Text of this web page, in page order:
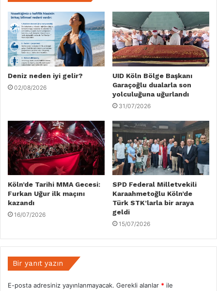
Deniz neden iyi gelir?
02/08/2026
UID Köln Bölge Başkanı
Garaçoğlu dualarla son
yolculuğuna uğurlandı
31/07/2026
Köln’de Tarihi MMA Gecesi:
Furkan Uğur ilk maçını
kazandı
16/07/2026
SPD Federal Milletvekili
Karaahmetoğlu Köln’de
Türk STK’larla bir araya
geldi
15/07/2026
Bir yanıt yazın
E-posta adresiniz yayınlanmayacak. Gerekli alanlar * ile